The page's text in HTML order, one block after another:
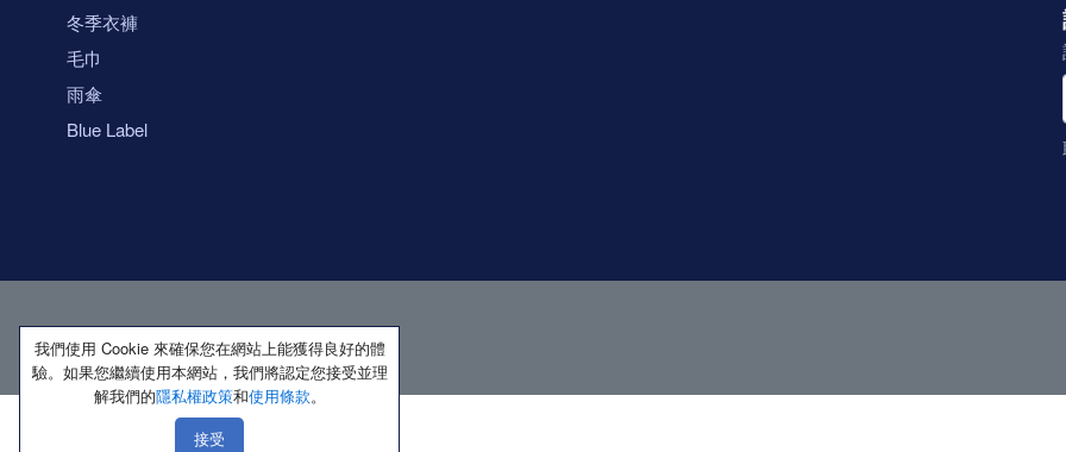
冬季衣褲
毛巾
雨傘
Blue Label
著作權所有 保留一切權利
我們使用 Cookie 來確保您在網站上能獲得良好的體
驗。如果您繼續使用本網站，我們將認定您接受並理
解我們的隱私權政策和使用條款。
接受